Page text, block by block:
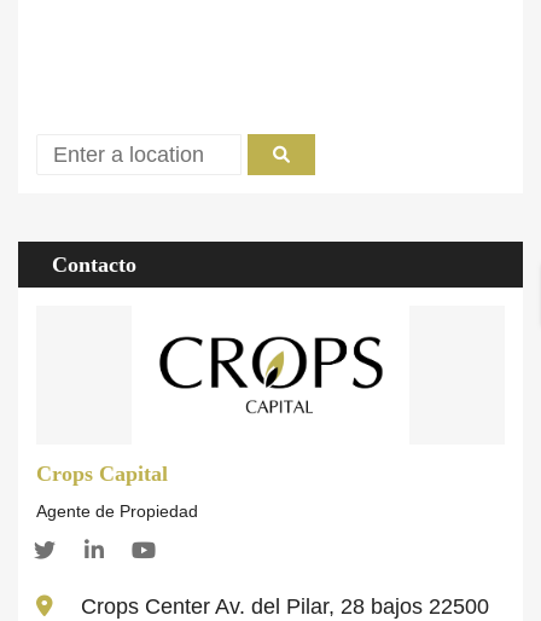
Contacto
Crops Capital
Agente de Propiedad
Crops Center Av. del Pilar, 28 bajos 22500